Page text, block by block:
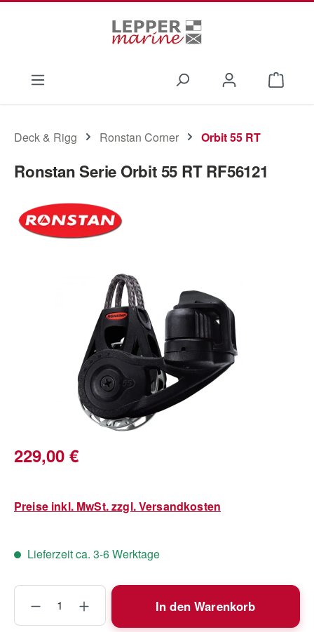
Deck & Rigg Ronstan Corner Orbit 55 RT
Ronstan Serie Orbit 55 RT RF56121
Bildergalerie überspringen
Regulärer Preis:
229,00 €
Preise inkl. MwSt. zzgl. Versandkosten
Lieferzeit ca. 3-6 Werktage
Produkt Anzahl: Gib den gewünschten
In den Warenkorb